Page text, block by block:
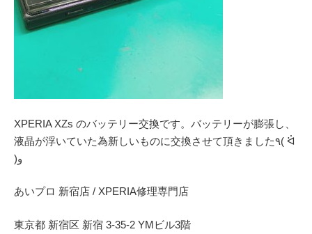
XPERIA XZs のバッテリー交換です。バッテリーが膨張し、
液晶が浮いていた為新しいものに交換させて頂きました٩( ᐛ
)و
あいプロ 新宿店 / XPERIA修理専門店
東京都 新宿区 新宿 3-35-2 YMビル3階